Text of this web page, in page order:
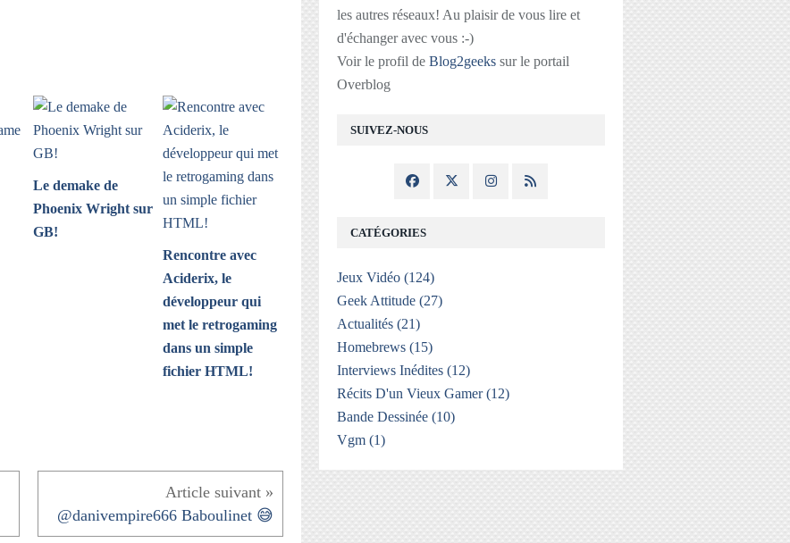
Le demake de
Phoenix Wright sur
GB!
Rencontre avec
Aciderix, le
développeur qui
met le retrogaming
dans un simple
fichier HTML!
@danivempire666 Baboulinet 😅
SUIVEZ-NOUS
les autres réseaux! Au plaisir de vous lire et
d'échanger avec vous :-)
Voir le profil de Blog2geeks sur le portail
Overblog
CATÉGORIES
Jeux Vidéo (124)
Geek Attitude (27)
Actualités (21)
Homebrews (15)
Interviews Inédites (12)
Récits D'un Vieux Gamer(12)
Bande Dessinée (10)
Vgm (1)